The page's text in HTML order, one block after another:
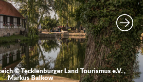
©Tecklenburger Land Tourismus e.V. ,
Markus Balkow